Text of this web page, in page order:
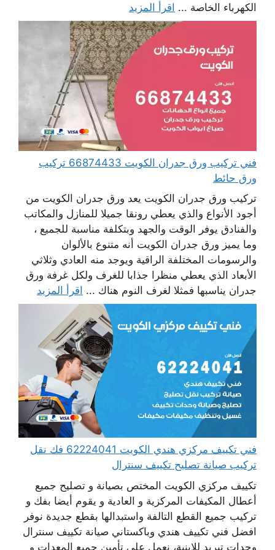
الكهرباء الخاصة ... اقرأ المزيد
فني تركيب ورق جدران الكويت 66874433 تركيب
ورق حائط
تركيب ورق جدران الكويت يعد ورق جدران الكويت من
أجود الأنواع والذي يعطي رونقا جميلا للمنازل والمكاتب
والفنادق يوفر الوقت والجهد وبتكلفة مناسبة للجميع ،
وما يميز ورق جدران الكويت أنه متنوع بالألوان
والرسومات المختلفة الراقية ويوجد منه العادي وثلاثي
الأبعاد الذي يعطي منظرا جذابا للغرف ولكل غرفة ورق
جدران يناسبها فمثلا لغرف النوم هناك ... اقرأ المزيد
فني تكييف مركزي هندي الكويت 62224041 فك نقل
تركيب صيانة تصليح تكييف سنترال
تكييف مركزي الكويت المختص بصيانة و تصليح جميع
أعطال المكيفات المركزية و العادية و يقوم أيضا بفك و
تركيب جميع القطع التالفة واستبدالها بقطع جديدة نوفر
افضل فني تكييف هندي وباكستاني صيانة تكييف سنترال
وحدات تبريد للابنية، نعمل على تأمين جميع المعدات و